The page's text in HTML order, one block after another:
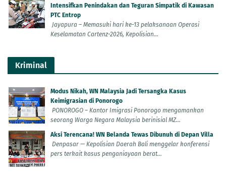
Intensifkan Penindakan dan Teguran Simpatik di Kawasan
PTC Entrop
Jayapura – Memasuki hari ke-13 pelaksanaan Operasi
Keselamatan Cartenz-2026, Kepolisian...
Kriminal
Modus Nikah, WN Malaysia Jadi Tersangka Kasus
Keimigrasian di Ponorogo
PONOROGO – Kantor Imigrasi Ponorogo mengamankan
seorang Warga Negara Malaysia berinisial MZ...
Aksi Terencana! WN Belanda Tewas Dibunuh di Depan Villa
Denpasar — Kepolisian Daerah Bali menggelar konferensi
pers terkait kasus penganiayaan berat...